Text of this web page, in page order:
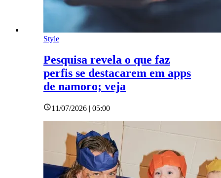
Style
Pesquisa revela o que faz
perfis se destacarem em apps
de namoro; veja
11/07/2026 | 05:00